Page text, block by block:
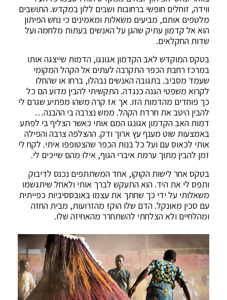
ווידה, זוחלים חופשי ברחובות ושבים ללון במקדש. התושבים
מלטפים אותם, מביעים משאלות ומאמינים כי נחש הפיתון
הוא אל קדמון עתיק שהגן על האנשים בעתות מלחמה ועל
שדות החקלאים.
בטקס המוקדש לאב הקדמון אגונגו, הדמות שייצגה אותו
במרכז רחבת הכפר התקרבה לעתים אל הקהל המקומי
שעמד מסביב. בתגובה האנשים נבהלו, ברחו או שהחלו
לקרוא משפטי הגנה כנגדה. התקשיתי להבין מדוע הם כל
כך פוחדים מהדמות הזו. אך אז קרה משהו מפתיע שגרם לי
להבין היטב את חרדת הקהל. ממש נצרבה בי ההבנה…
דמות האב הקדמון אגונגו המם אותי כאשר הצליף בי לפתע
באמצעות שוט מענף עץ ארוך ודק. ההצלפה צרבה והפילה
אותי לכאוס עם ועל כל בנות הכפר שהצטופפו איתי. לקח לי
זמן להבין מתוך ערמת איברי הגוף, אילו מהם שייכים לי.
בטקס אחר לישות הקוקו, אחד המשתתפים נכנס לדיבוק
ותפס לי את היד. הוא התעקש לברך אותי ולאחל שיתגשמו
משאלותי על ידי כך שחתך את עצמו באובססיביות כפייתית
עם סכין מאונקל. הדם שלו הוקז מהזרועות, מבית החזה
ומהלחיים ולא הצלחתי להשתחרר מהאחיזה שלו.